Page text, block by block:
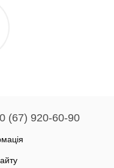
(67) 920-60-90